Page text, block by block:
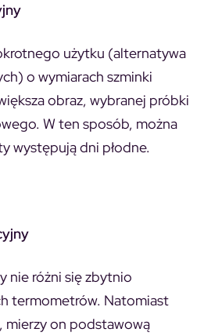
użytku (alternatywa
o wymiarach szminki
obraz, wybranej próbki
W ten sposób, można
występują dni płodne.
nie różni się zbytnio
termometrów. Natomiast
mierzy on podstawową